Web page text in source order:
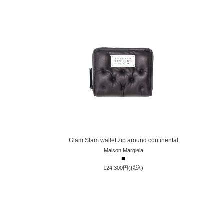
Glam Slam wallet zip around continental
Maison Margiela
■
124,300円(税込)